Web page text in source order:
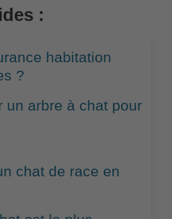
:
habitation
?
un arbre à chat pour
chat de race en